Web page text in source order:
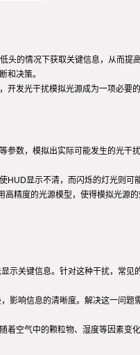
的情况下获取关键信息，从而提
和决策。
发光干扰模拟光源成为一项必要
数，模拟出实际可能发生的光干
显示不清，而闪烁的灯光则可
精度的光源模型，使得模拟光源
示关键信息。针对这种干扰，常见
影响信息的清晰度。解决这一问题
空气中的颗粒物、湿度等因素变